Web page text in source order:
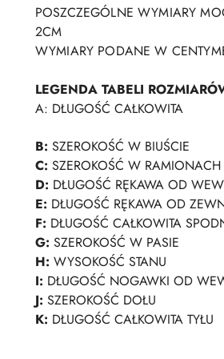
POSZCZEGÓLNE WYMIARY
2CM
WYMIARY PODANE W
LEGENDA TABELI
A: DŁUGOŚĆ CAŁKOWITA
B: SZEROKOŚĆ W BIUŚCIE
C: SZEROKOŚĆ W RAMIONACH
D: DŁUGOŚĆ RĘKAWA OD
E: DŁUGOŚĆ RĘKAWA OD
F: DŁUGOŚĆ CAŁKOWITA
G: SZEROKOŚĆ W PASIE
H: WYSOKOŚĆ STANU
I: DŁUGOŚĆ NOGAWKI OD
J: SZEROKOŚĆ DOŁU
K: DŁUGOŚĆ CAŁKOWITA TYŁU